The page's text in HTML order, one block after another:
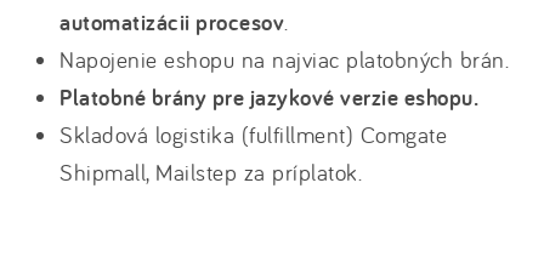
automatizácii procesov.
Napojenie eshopu na najviac platobných brán.
Platobné brány pre jazykové verzie eshopu.
Skladová logistika (fulfillment) Comgate
Shipmall, Mailstep za príplatok.